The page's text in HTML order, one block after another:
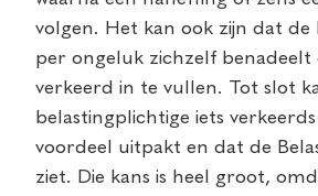
volgen. Het kan ook zijn dat de
per ongeluk zichzelf benadeelt
verkeerd in te vullen. Tot slot
belastingplichtige iets
voordeel uitpakt en dat de
ziet. Die kans is heel groot,